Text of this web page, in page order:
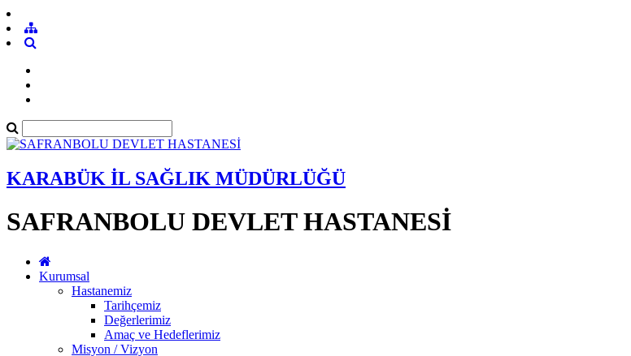
KARABÜK İL SAĞLIK MÜDÜRLÜĞÜ
SAFRANBOLU DEVLET HASTANESİ
Kurumsal
Hastanemiz
Tarihçemiz
Değerlerimiz
Amaç ve Hedeflerimiz
Misyon / Vizyon